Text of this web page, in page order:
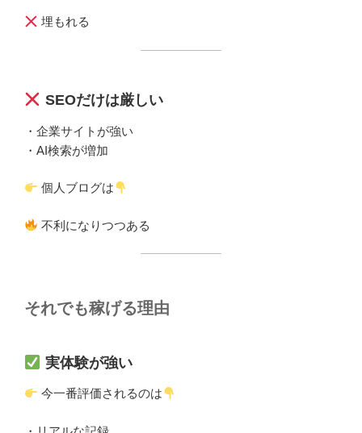
埋もれる
SEOだけは厳しい
・企業サイトが強い
・AI検索が増加
個人ブログは
不利になりつつある
それでも稼げる理由
実体験が強い
今一番評価されるのは